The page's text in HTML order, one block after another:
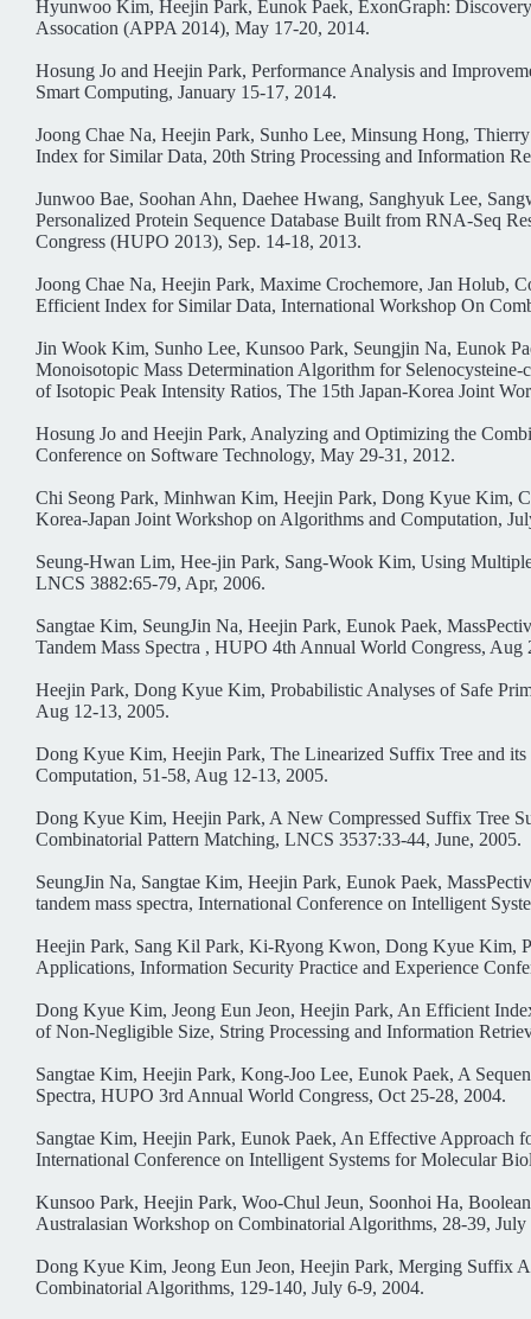
Hyunwoo Kim, Heejin Park, Eunok Paek, ExonGraph:
Assocation (APPA 2014), May 17-20, 2014.
Hosung Jo and Heejin Park, Performance Analysis and
Smart Computing, January 15-17, 2014.
Joong Chae Na, Heejin Park, Sunho Lee, Minsung Hong,
Index for Similar Data, 20th String Processing and Information
Junwoo Bae, Soohan Ahn, Daehee Hwang, Sanghyuk Lee,
Personalized Protein Sequence Database Built from RNA-Seq
Congress (HUPO 2013), Sep. 14-18, 2013.
Joong Chae Na, Heejin Park, Maxime Crochemore, Jan Holub,
Efficient Index for Similar Data, International Workshop On
Jin Wook Kim, Sunho Lee, Kunsoo Park, Seungjin Na, Eunok
Monoisotopic Mass Determination Algorithm for
of Isotopic Peak Intensity Ratios, The 15th Japan-Korea Joint
Hosung Jo and Heejin Park, Analyzing and Optimizing the
Conference on Software Technology, May 29-31, 2012.
Chi Seong Park, Minhwan Kim, Heejin Park, Dong Kyue Kim,
Korea-Japan Joint Workshop on Algorithms and Computation,
Seung-Hwan Lim, Hee-jin Park, Sang-Wook Kim, Using
LNCS 3882:65-79, Apr, 2006.
Sangtae Kim, SeungJin Na, Heejin Park, Eunok Paek,
Tandem Mass Spectra , HUPO 4th Annual World Congress, Aug
Heejin Park, Dong Kyue Kim, Probabilistic Analyses of Safe
Aug 12-13, 2005.
Dong Kyue Kim, Heejin Park, The Linearized Suffix Tree and
Computation, 51-58, Aug 12-13, 2005.
Dong Kyue Kim, Heejin Park, A New Compressed Suffix Tree
Combinatorial Pattern Matching, LNCS 3537:33-44, June, 2005.
SeungJin Na, Sangtae Kim, Heejin Park, Eunok Paek,
tandem mass spectra, International Conference on Intelligent
Heejin Park, Sang Kil Park, Ki-Ryong Kwon, Dong Kyue Kim,
Applications, Information Security Practice and Experience
Dong Kyue Kim, Jeong Eun Jeon, Heejin Park, An Efficient
of Non-Negligible Size, String Processing and Information
Sangtae Kim, Heejin Park, Kong-Joo Lee, Eunok Paek, A
Spectra, HUPO 3rd Annual World Congress, Oct 25-28, 2004.
Sangtae Kim, Heejin Park, Eunok Paek, An Effective Approach
International Conference on Intelligent Systems for Molecular
Kunsoo Park, Heejin Park, Woo-Chul Jeun, Soonhoi Ha,
Australasian Workshop on Combinatorial Algorithms, 28-39,
Dong Kyue Kim, Jeong Eun Jeon, Heejin Park, Merging Suffix
Combinatorial Algorithms, 129-140, July 6-9, 2004.